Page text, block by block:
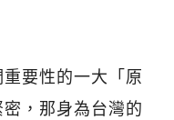
要性的一大「原
，那身為台灣的